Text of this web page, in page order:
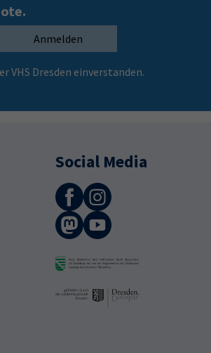
Anmelden
Dresden einverstanden.
Social Media